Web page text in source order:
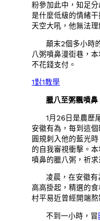
粉參加此中，知足
是什麼低級的情緒
天空大吼，他無法
顛末2個多小時
八粥噴鼻漫街巷，
不花錢支付。
1對1教學
臘八至粥飄噴
1月26日是農歷
安徽有為，每到這
圓規刺入他的藍光
的自我審視衝擊。
噴鼻的臘八粥，祈求
凌晨，在安徽
高高掛起，精選的
村平易近曾經開端
不到一小時，冒